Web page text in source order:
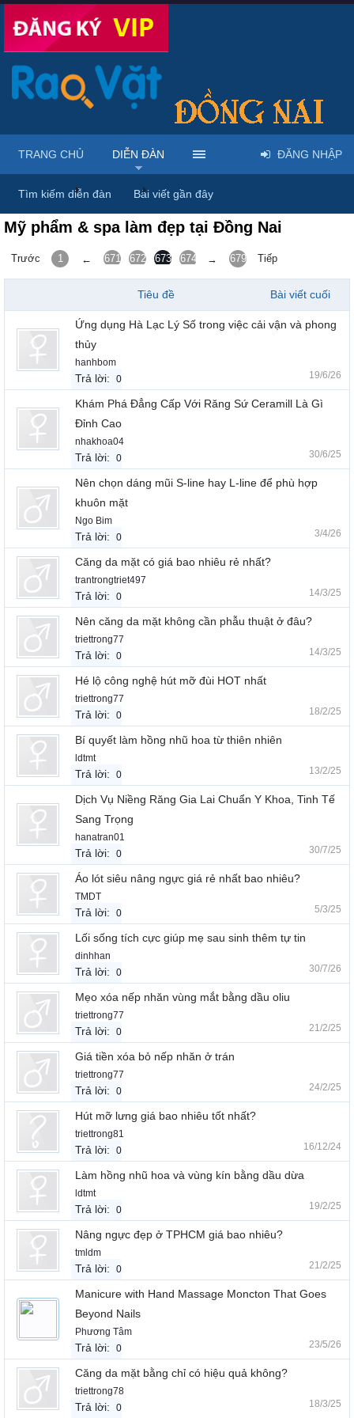
Trang chủ Diễn đàn Thời trang - Phụ kiện - Trang sức -
Mỹ phẩm & spa làm đẹp tại Đồng Nai
Trước 1 ← 671 672 673 674 675
→ 679 Tiếp
Tiêu đề Bài viết cuối
Ứng dụng Hà Lạc Lý Số trong việc cải vận và phong
thủy
hanhbom
Trả lời: 0 19/6/26
Khám Phá Đẳng Cấp Với Răng Sứ Ceramill Là Gì
Đỉnh Cao
nhakhoa04
Trả lời: 0 30/6/25
Nên chọn dáng mũi S-line hay L-line để phù hợp
khuôn mặt
Ngo Bim
Trả lời: 0 3/4/26
Căng da mặt có giá bao nhiêu rẻ nhất?
trantrongtriet497
Trả lời: 0 14/3/25
Nên căng da mặt không cần phẫu thuật ở đâu?
triettrong77
Trả lời: 0 14/3/25
Hé lộ công nghệ hút mỡ đùi HOT nhất
triettrong77
Trả lời: 0 18/2/25
Bí quyết làm hồng nhũ hoa từ thiên nhiên
ldtmt
Trả lời: 0 13/2/25
Dịch Vụ Niềng Răng Gia Lai Chuẩn Y Khoa, Tinh Tế
Sang Trọng
hanatran01
Trả lời: 0 30/7/25
Áo lót siêu nâng ngực giá rẻ nhất bao nhiêu?
TMDT
Trả lời: 0 5/3/25
Lối sống tích cực giúp mẹ sau sinh thêm tự tin
dinhhan
Trả lời: 0 30/7/26
Mẹo xóa nếp nhăn vùng mắt bằng dầu oliu
triettrong77
Trả lời: 0 21/2/25
Giá tiền xóa bỏ nếp nhăn ở trán
triettrong77
Trả lời: 0 24/2/25
Hút mỡ lưng giá bao nhiêu tốt nhất?
triettrong81
Trả lời: 0 16/12/24
Làm hồng nhũ hoa và vùng kín bằng dầu dừa
ldtmt
Trả lời: 0 19/2/25
Nâng ngực đẹp ở TPHCM giá bao nhiêu?
tmldm
Trả lời: 0 21/2/25
Manicure with Hand Massage Moncton That Goes
Beyond Nails
Phương Tâm
Trả lời: 0 23/5/26
Căng da mặt bằng chỉ có hiệu quả không?
triettrong78
Trả lời: 0 18/3/25
TRANG CHỦ DIỄN ĐÀN
Tìm kiếm diễn đàn Bài viết gần đây
ĐĂNG NHẬP